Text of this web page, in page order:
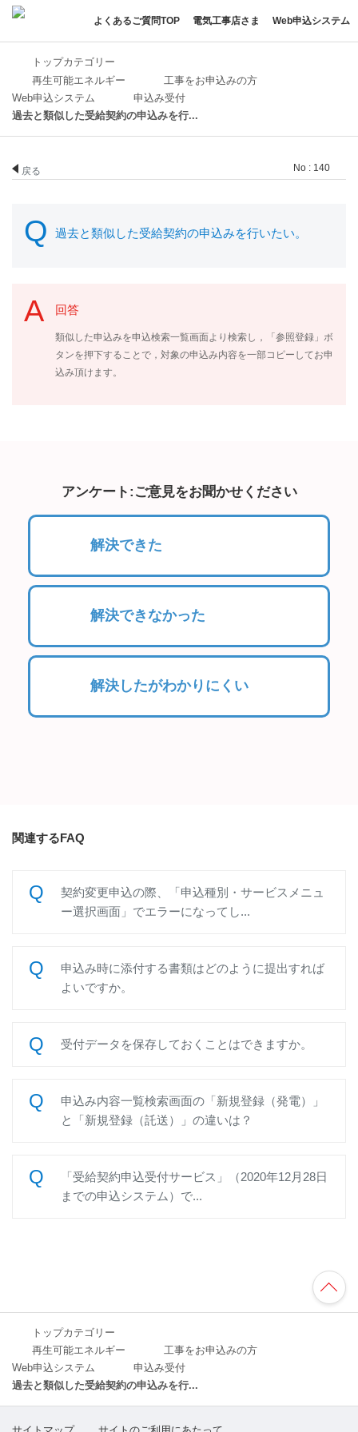
よくあるご質問TOP 電気工事店さま Web申込システム
トップカテゴリー
再生可能エネルギー
工事をお申込みの方
Web申込システム
申込み受付
過去と類似した受給契約の申込みを行...
戻る No : 140
過去と類似した受給契約の申込みを行いたい。
回答
類似した申込みを申込検索一覧画面より検索し，「参照登録」ボ
タンを押下することで，対象の申込み内容を一部コピーしてお申
込み頂けます。
アンケート:ご意見をお聞かせください
解決できた
解決できなかった
解決したがわかりにくい
関連するFAQ
契約変更申込の際、「申込種別・サービスメニュ
ー選択画面」でエラーになってし...
申込み時に添付する書類はどのように提出すれば
よいですか。
受付データを保存しておくことはできますか。
申込み内容一覧検索画面の「新規登録（発電）」
と「新規登録（託送）」の違いは？
「受給契約申込受付サービス」（2020年12月28日
までの申込システム）で...
TO
P
へ
トップカテゴリー
再生可能エネルギー
工事をお申込みの方
Web申込システム
申込み受付
過去と類似した受給契約の申込みを行...